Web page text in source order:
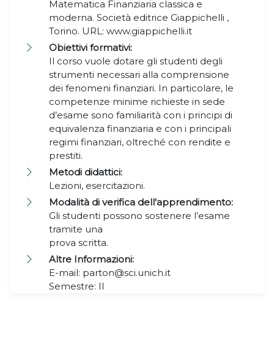
Matematica Finanziaria classica e
moderna. Società editrice Giappichelli ,
Torino. URL: www.giappichelli.it
Obiettivi formativi:
Il corso vuole dotare gli studenti degli
strumenti necessari alla comprensione
dei fenomeni finanziari. In particolare, le
competenze minime richieste in sede
d’esame sono familiarità con i principi di
equivalenza finanziaria e con i principali
regimi finanziari, oltreché con rendite e
prestiti.
Metodi didattici:
Lezioni, esercitazioni.
Modalità di verifica dell'apprendimento:
Gli studenti possono sostenere l’esame
tramite una
prova scritta.
Altre Informazioni:
E-mail: parton@sci.unich.it
Semestre: II